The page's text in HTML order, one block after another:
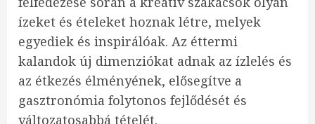
ízeket és ételeket hoznak létre, melyek
egyediek és inspirálóak. Az éttermi
kalandok új dimenziókat adnak az ízlelés és
az étkezés élményének, elősegítve a
gasztronómia folytonos fejlődését és
változatosabbá tételét.